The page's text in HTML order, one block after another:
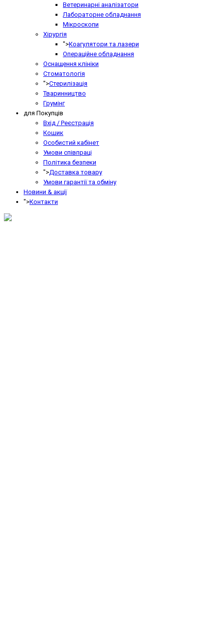
Ветеринарні аналізатори
Лабораторне обладнання
Мікроскопи
Хірургія
">Коагулятори та лазери
Операційне обладнання
Оснащення клініки
Стоматологія
">Стерилізація
Тваринництво
Грумінг
для Покупців
Вхід / Реєстрація
Кошик
Особистий кабінет
Умови співпраці
Політика безпеки
">Доставка товару
Умови гарантії та обміну
Новини & акції
">Контакти